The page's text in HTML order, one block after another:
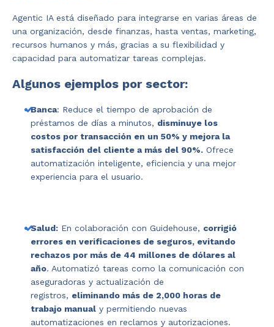
Agentic IA está diseñado para integrarse en varias áreas de
una organización, desde finanzas, hasta ventas, marketing,
recursos humanos y más, gracias a su flexibilidad y
capacidad para automatizar tareas complejas.
Algunos ejemplos por sector:
Banca: Reduce el tiempo de aprobación de
préstamos de días a minutos, disminuye los
costos por transacción en un 50% y mejora la
satisfacción del cliente a más del 90%. Ofrece
automatización inteligente, eficiencia y una mejor
experiencia para el usuario.
Salud: En colaboración con Guidehouse, corrigió
errores en verificaciones de seguros, evitando
rechazos por más de 44 millones de dólares al
año. Automatizó tareas como la comunicación con
aseguradoras y actualización de
registros, eliminando más de 2,000 horas de
trabajo manual y permitiendo nuevas
automatizaciones en reclamos y autorizaciones.